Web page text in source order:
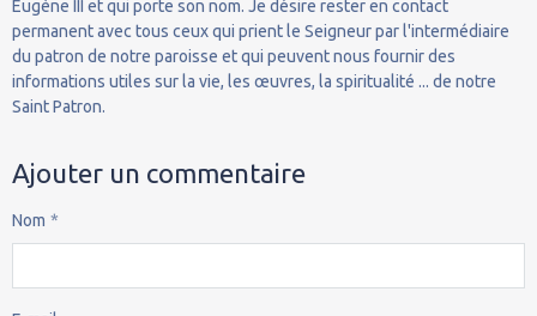
Eugène III et qui porte son nom. Je désire rester en contact
permanent avec tous ceux qui prient le Seigneur par l'intermédiaire
du patron de notre paroisse et qui peuvent nous fournir des
informations utiles sur la vie, les œuvres, la spiritualité ... de notre
Saint Patron.
Ajouter un commentaire
Nom